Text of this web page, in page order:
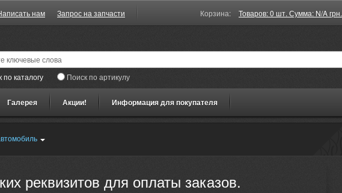
нам Запрос на запчасти Корзина: Товаров: 0 шт. Сумма: N/A грн.
по каталогу Поиск по артикулу
Галерея Акции! Информация для покупателя
реквизитов для оплаты заказов.